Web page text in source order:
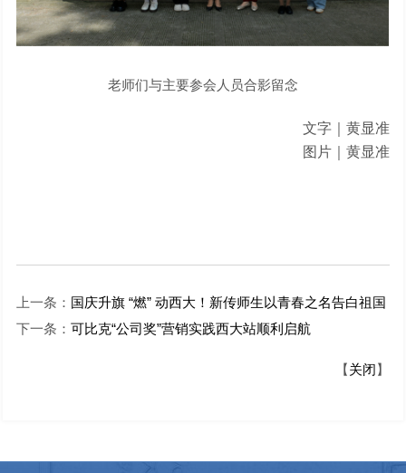
老师们与主要参会人员合影留念
文字｜黄显准
图片｜黄显准
上一条： 国庆升旗 “燃” 动西大！新传师生以青春之名告白祖国
下一条： 可比克“公司奖”营销实践西大站顺利启航
【关闭】